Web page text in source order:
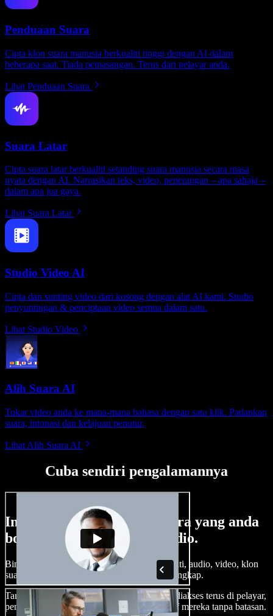
Penduaan Suara
Cipta klon suara manusia berkualiti tinggi dengan AI dalam
beberapa saat. Tiada pemasangan. Terus dari pelayar anda.
Lihat Penduaan Suara
Suara Latar
Cipta suara latar berkualiti setanding suara manusia secara masa
nyata dengan AI. Narrasikan teks, video, penerangan – apa sahaja –
dalam apa jua gaya.
Lihat Suara Latar
Studio Video AI
Cipta dan sunting video dari kosong dengan alat AI kami. Studio
penyuntingan & penciptaan video semua dalam satu.
Lihat Studio Video
Alih Suara AI
Tukar video anda ke mana-mana bahasa dengan satu klik. Padankan
suara, intonasi dan kelajuan penutur.
Lihat Alih Suara AI
Cuba sendiri pengalamannya
Ini hanya sebahagian perkara yang anda
boleh buat di Speechify Studio.
Bina suara latar, tambah imej stok tanpa royalti, audio, video, klon
suara anda, untuk projek audio video yang lengkap.
Tanpa keluk pembelajaran dan semua boleh diakses terus di pelayar,
pencipta boleh realisasikan segala idea kreatif mereka tanpa batasan.